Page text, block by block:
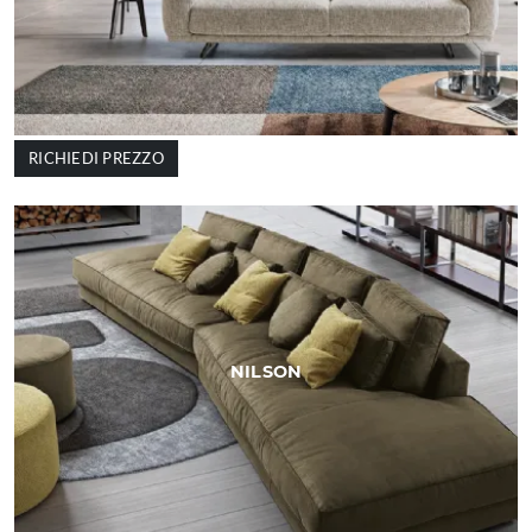
RICHIEDI PREZZO
NILSON